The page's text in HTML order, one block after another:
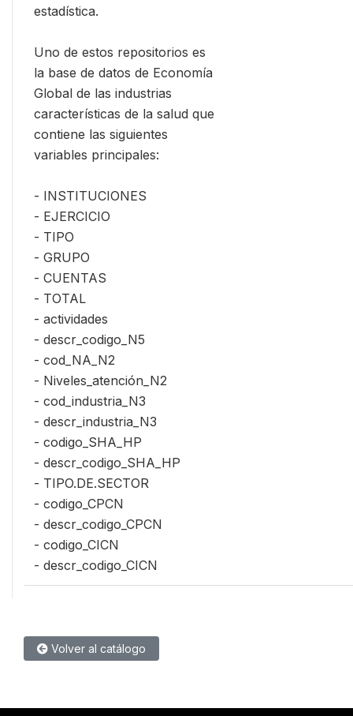
estadística.
Uno de estos repositorios es
la base de datos de Economía
Global de las industrias
características de la salud que
contiene las siguientes
variables principales:
- INSTITUCIONES
- EJERCICIO
- TIPO
- GRUPO
- CUENTAS
- TOTAL
- actividades
- descr_codigo_N5
- cod_NA_N2
- Niveles_atención_N2
- cod_industria_N3
- descr_industria_N3
- codigo_SHA_HP
- descr_codigo_SHA_HP
- TIPO.DE.SECTOR
- codigo_CPCN
- descr_codigo_CPCN
- codigo_CICN
- descr_codigo_CICN
Volver al catálogo